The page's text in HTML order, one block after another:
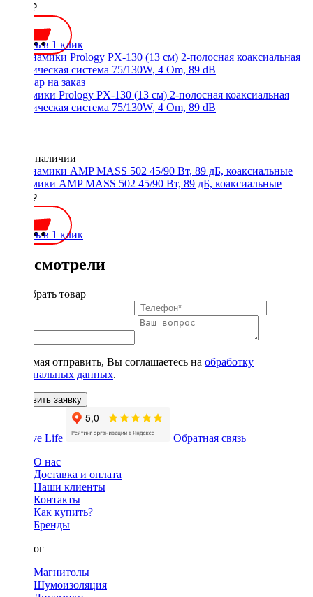
2550 ₽
Купить в 1 клик
Динамики Prology PX-130 (13 см) 2-полосная коаксиальная
акустическая система 75/130W, 4 Om, 89 dB
Нет в наличии
Динамики AMP MASS 502 45/90 Вт, 89 дБ, коаксиальные
1950 ₽
Купить в 1 клик
Вы смотрели
Подобрать товар
Нажимая отправить, Вы соглашаетесь на обработку
персональных данных.
Оставить заявку
Обратная связь
О нас
Доставка и оплата
Наши клиенты
Контакты
Как купить?
Бренды
Каталог
Магнитолы
Шумоизоляция